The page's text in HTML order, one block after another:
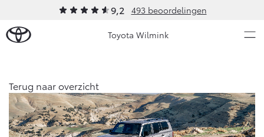
9,2 493 beoordelingen
Toyota Wilmink
Ons bedrijf
Modellen
Terug naar overzicht